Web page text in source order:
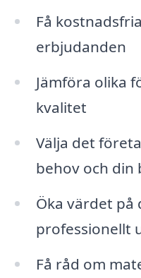
Få
erbjudanden
Jämföra olika
kvalitet
Välja det
behov och din
Öka värdet på
professionellt
Få råd om